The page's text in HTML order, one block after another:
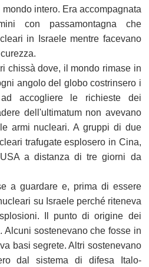
intero. Era accompagnata
con passamontagna che
in Israele mentre facevano
chissà dove, il mondo rimase in
angolo del globo costrinsero i
accogliere le richieste dei
dell'ultimatum non avevano
armi nucleari. A gruppi di due
trafugate esplosero in Cina,
a distanza di tre giorni da
a guardare e, prima di essere
su Israele perché riteneva
Il punto di origine dei
Alcuni sostenevano che fosse in
basi segrete. Altri sostenevano
dal sistema di difesa Italo-